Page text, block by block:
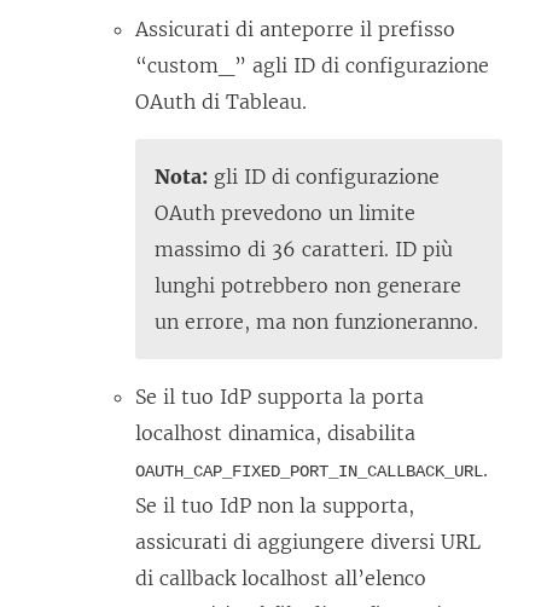
n
e
e
r
t
o
i
u
n
a
n
u
o
a
m
t
v
i
e
p
r
g
m
e
n
o
v
i
e
n
e
Assicurati di anteporre il prefisso
“custom_” agli ID di configurazione
OAuth di Tableau.
Nota: gli ID di configurazione
OAuth prevedono un limite
massimo di 36 caratteri. ID più
lunghi potrebbero non generare
un errore, ma non funzioneranno.
Se il tuo IdP supporta la porta
localhost dinamica, disabilita
OAUTH_CAP_FIXED_PORT_IN_CALLBACK_URL.
Se il tuo IdP non la supporta,
assicurati di aggiungere diversi URL
di callback localhost all’elenco